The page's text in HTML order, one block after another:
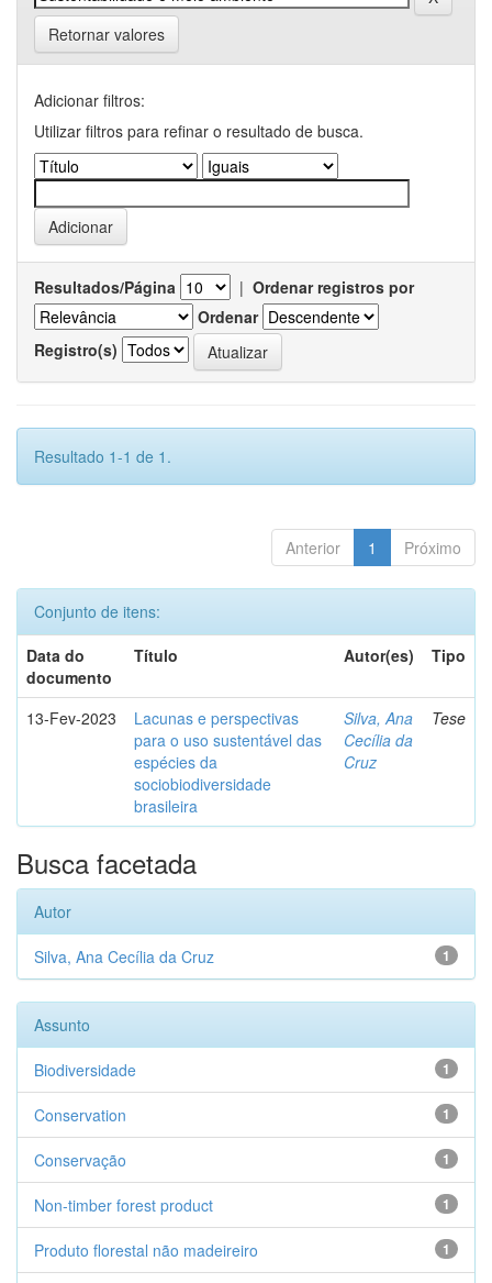
Retornar valores
Adicionar filtros:
Utilizar filtros para refinar o resultado de busca.
Resultados/Página | Ordenar registros por
Ordenar
Registro(s)
Resultado 1-1 de 1.
Anterior 1 Próximo
Conjunto de itens:
Data do
documento
Título Autor(es) Tipo
13-Fev-2023
Lacunas e perspectivas
para o uso sustentável das
espécies da
sociobiodiversidade
brasileira
Silva, Ana
Cecília da
Cruz
Tese
Busca facetada
Autor
1
Silva, Ana Cecília da Cruz
Assunto
1
Biodiversidade
1
Conservation
1
Conservação
1
Non-timber forest product
1
Produto florestal não madeireiro